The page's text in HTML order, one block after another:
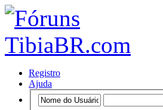
Registro
Ajuda